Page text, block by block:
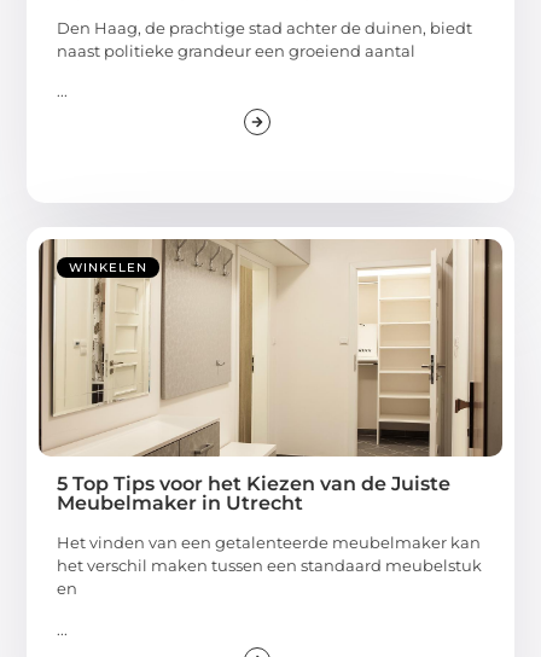
Den Haag, de prachtige stad achter de duinen, biedt
naast politieke grandeur een groeiend aantal
...
WINKELEN
5 Top Tips voor het Kiezen van de Juiste
Meubelmaker in Utrecht
Het vinden van een getalenteerde meubelmaker kan
het verschil maken tussen een standaard meubelstuk
en
...